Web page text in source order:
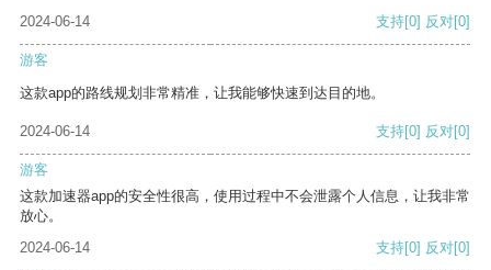
2024-06-14
支持[0] 反对[0]
游客
这款app的路线规划非常精准，让我能够快速到达目的地。
2024-06-14 支持[0] 反对[0]
游客
这款加速器app的安全性很高，使用过程中不会泄露个人信息，让我非常
放心。
2024-06-14
支持[0] 反对[0]